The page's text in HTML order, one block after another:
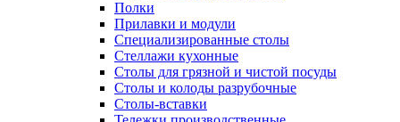
Полки
Прилавки и модули
Специализированные столы
Стеллажи кухонные
Столы для грязной и чистой посуды
Столы и колоды разрубочные
Столы-вставки